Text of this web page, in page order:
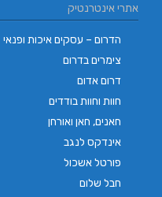
אתרי אינטרנטיק
הדרום – עסקים איכות ופנאי
צימרים בדרום
דרום אדום
חוות וחוות בודדים
חאנים, חאן ואורחן
אינדקס לנגב
פורטל אשכול
חבל שלום